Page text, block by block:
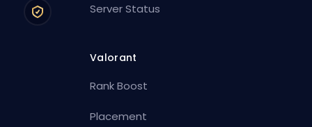
Server Status
Valorant
Rank Boost
Placement